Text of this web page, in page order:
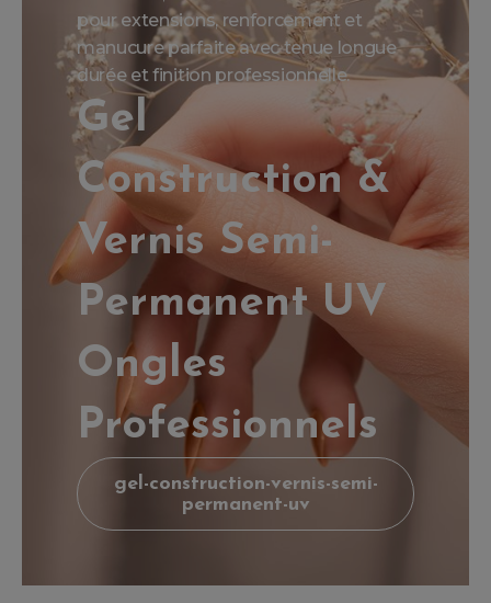
pour extensions, renforcement et
manucure parfaite avec tenue longue
durée et finition professionnelle.
Gel
Construction &
Vernis Semi-
Permanent UV
Ongles
Professionnels
gel-construction-vernis-semi-
permanent-uv